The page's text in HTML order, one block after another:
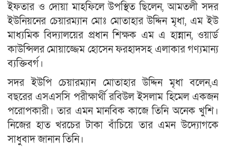
ইফতার ও দোয়া মাহফিলে উপস্থিত ছিলেন, আমতলী সদর
ইউনিয়নের চেয়ারম্যান মোঃ মোতাহার উদ্দিন মৃধা, এম ইউ
মাধ্যমিক বিদ্যালয়ের প্রধান শিক্ষক এম এ হান্নান, ওয়ার্ড
কাউন্সিলর মোয়াজ্জেম হোসেন ফরহাদসহ এলাকার গণ্যমান্য
ব্যক্তিবর্গ।
সদর ইউপি চেয়ারম্যান মোতাহার উদ্দিন মৃধা বলেন,এ
বছরের এসএসসি পরীক্ষার্থী রবিউল ইসলাম হিমেল একজন
পরোপকারী। তার এমন মানবিক কাজে তিনি অনেক খুশি।
নিজের হাত খরচের টাকা বাঁচিয়ে তার এমন উদ্যোগকে
সাধুবাদ জানান তিনি।